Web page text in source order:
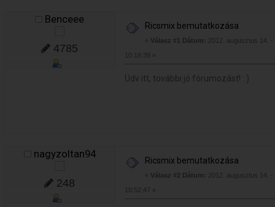
Benceee
4785
Ricsmix bemutatkozása
« Válasz #1 Dátum: 2012. augusztus 14. -
10:18:39 »
Üdv itt, további jó fórumozást! : )
nagyzoltan94
248
Ricsmix bemutatkozása
« Válasz #2 Dátum:
2012. augusztus 14. -
10:52:47 »